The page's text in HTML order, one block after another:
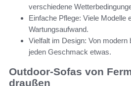
verschiedene
Einfache Pflege: Viele Modelle
Wartungsaufwand.
Vielfalt im Design: Von modern
jeden Geschmack etwas.
Outdoor-Sofas von
draußen